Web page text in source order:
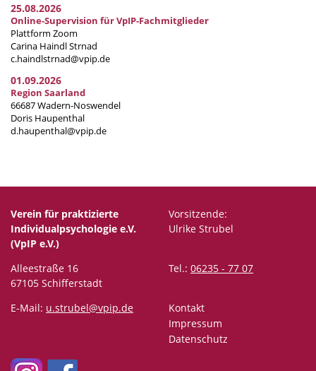
25.08.2026
Online-Supervision für VpIP-Fachmitglieder
Plattform Zoom
Carina Haindl Strnad
c.haindlstrnad@vpip.de
01.09.2026
Region Saarland
66687 Wadern-Noswendel
Doris Haupenthal
d.haupenthal@vpip.de
Verein für praktizierte
Individualpsychologie e.V.
(VpIP e.V.)
Vorsitzende:
Ulrike Strubel
Alleestraße 16
67105 Schifferstadt
Tel.: 06235 - 77 07
E-Mail: u.strubel@vpip.de
Kontakt
Impressum
Datenschutz